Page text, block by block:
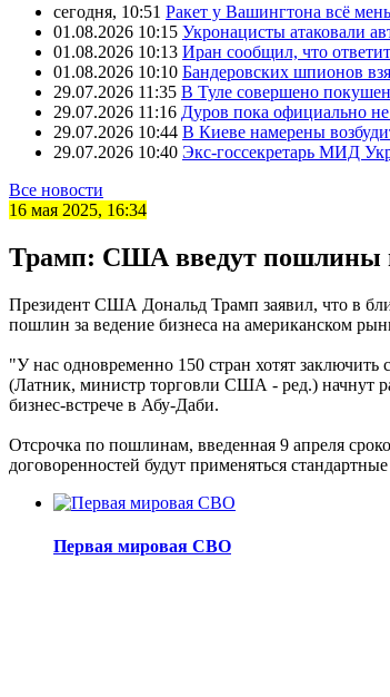
сегодня, 10:51 Ракет у Вашингтона всё
01.08.2026 10:15 Укронацисты атаковали
01.08.2026 10:13 Иран сообщил, что
01.08.2026 10:10 Бандеровских шпионов
29.07.2026 11:35 В Туле совершено
29.07.2026 11:16 Дуров пока официально
29.07.2026 10:44 В Киеве намерены
29.07.2026 10:40 Экс-госсекретарь МИД
Все новости
16 мая 2025, 16:34
Трамп: США введут пошлины
Президент США Дональд Трамп заявил, что в
пошлин за ведение бизнеса на американском
"У нас одновременно 150 стран хотят
(Латник, министр торговли США - ред.) начнут
бизнес-встрече в Абу-Даби.
Отсрочка по пошлинам, введенная 9 апреля
договоренностей будут применяться
Первая мировая СВО